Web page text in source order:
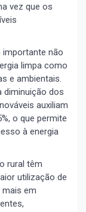
vez que os
importante não
limpa como
e ambientais.
diminuição dos
auxiliam
o que permite
à energia
rural têm
utilização de
mais em